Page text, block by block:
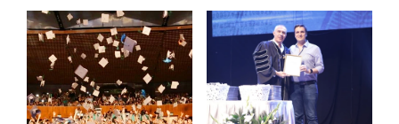
לעבוד באפקה
משרות פנויות
היחידה ללימודי חוץ
קורס ניהול לוגיסטיקה ורכש
המרכז לקידום הלמידה
היחידה לבינלאומיות